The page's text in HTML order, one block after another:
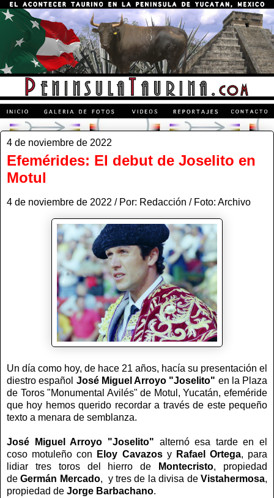
4 de noviembre de 2022
Efemérides: El debut de Joselito en
Motul
4 de noviembre de 2022 / Por: Redacción / Foto: Archivo
Un día como hoy, de hace 21 años, hacía su presentación el
diestro español José Miguel Arroyo "Joselito" en la Plaza
de Toros "Monumental Avilés" de Motul, Yucatán, efeméride
que hoy hemos querido recordar a través de este pequeño
texto a menara de semblanza.
José Miguel Arroyo "Joselito" alternó esa tarde en el
coso motuleño con
Eloy Cavazosy Rafael Ortega, para
lidiar tres toros del hierro de
Montecristo, propiedad
de Germán Mercado, y tres de la divisa deVistahermosa,
propiedad de Jorge Barbachano.